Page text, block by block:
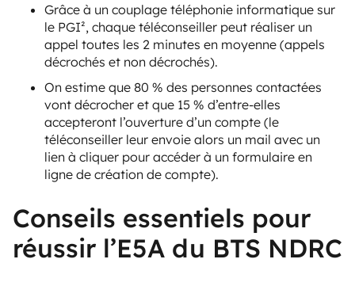
Grâce à un couplage téléphonie informatique sur
le PGI², chaque téléconseiller peut réaliser un
appel toutes les 2 minutes en moyenne (appels
décrochés et non décrochés).
On estime que 80 % des personnes contactées
vont décrocher et que 15 % d’entre-elles
accepteront l’ouverture d’un compte (le
téléconseiller leur envoie alors un mail avec un
lien à cliquer pour accéder à un formulaire en
ligne de création de compte).
Conseils essentiels pour
réussir l’E5A du BTS NDRC